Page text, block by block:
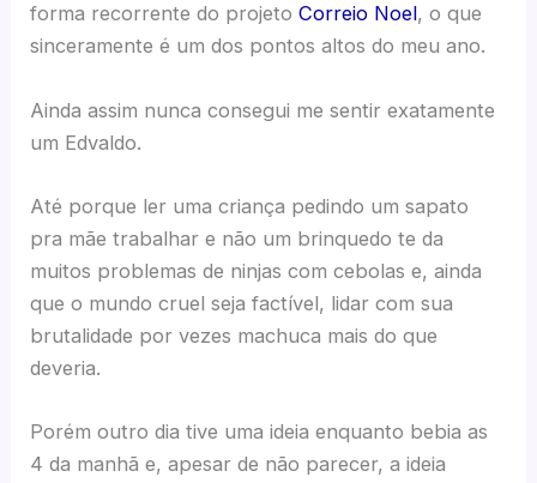
forma recorrente do projetoCorreio Noel, o que
sinceramente é um dos pontos altos do meu ano.
Ainda assim nunca consegui me sentir exatamente
um Edvaldo.
Até porque ler uma criança pedindo um sapato
pra mãe trabalhar e não um brinquedo te da
muitos problemas de ninjas com cebolas e, ainda
que o mundo cruel seja factível, lidar com sua
brutalidade por vezes machuca mais do que
deveria.
Porém outro dia tive uma ideia enquanto bebia as
4 da manhã e, apesar de não parecer, a ideia